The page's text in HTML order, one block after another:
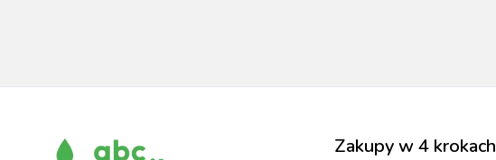
Zakupy w 4 krokach